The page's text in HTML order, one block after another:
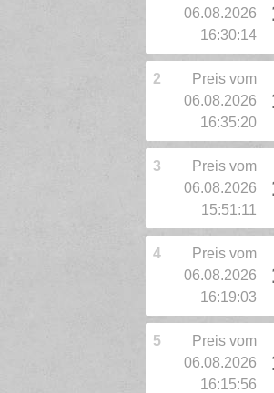
06.08.2026
16:30:14
2
Preis vom
06.08.2026
16:35:20
3
Preis vom
06.08.2026
15:51:11
4
Preis vom
06.08.2026
16:19:03
5
Preis vom
06.08.2026
16:15:56